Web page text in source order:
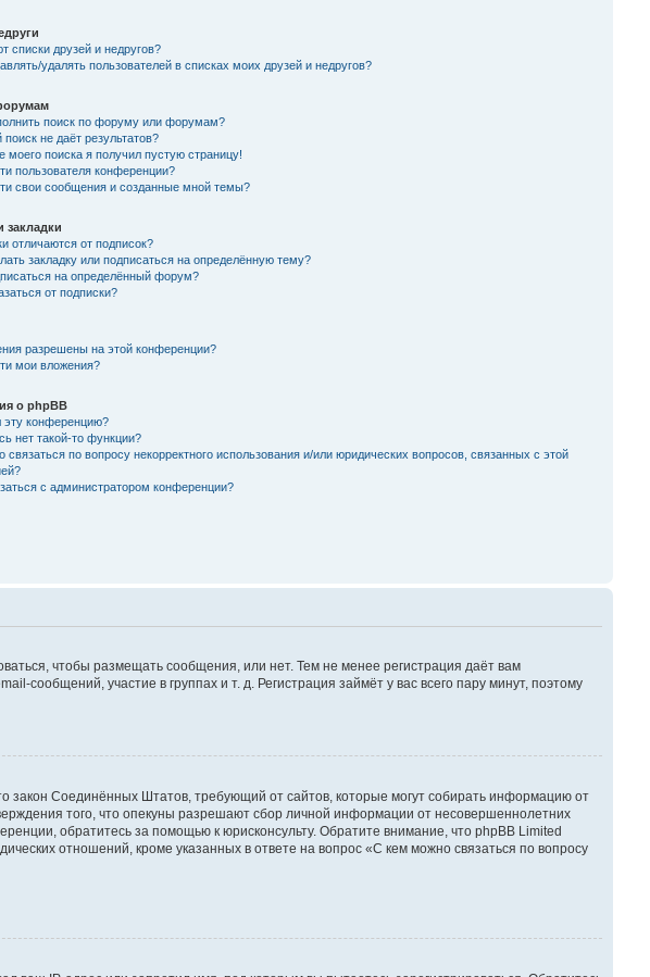
списки друзей и недругов?
удалять пользователей в списках моих друзей и недругов?
поиск по форуму или форумам?
не даёт результатов?
моего поиска я получил пустую страницу!
пользователя конференции?
свои сообщения и созданные мной темы?
закладки
отличаются от подписок?
закладку или подписаться на определённую тему?
на определённый форум?
от подписки?
разрешены на этой конференции?
мои вложения?
о phpBB
эту конференцию?
нет такой-то функции?
по вопросу некорректного использования и/или юридических вопросов, связанных с этой
с администратором конференции?
чтобы размещать сообщения, или нет. Тем не менее регистрация даёт вам
участие в группах и т. д. Регистрация займёт у вас всего пару минут, поэтому
закон Соединённых Штатов, требующий от сайтов, которые могут собирать информацию от
того, что опекуны разрешают сбор личной информации от несовершеннолетних
обратитесь за помощью к юрисконсульту. Обратите внимание, что phpBB Limited
отношений, кроме указанных в ответе на вопрос «С кем можно связаться по вопросу